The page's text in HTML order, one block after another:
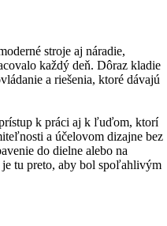
stroje aj náradie,
každý deň. Dôraz kladie
a riešenia, ktoré dávajú
k práci aj k ľuďom, ktorí
a účelovom dizajne bez
do dielne alebo na
tu preto, aby bol spoľahlivým